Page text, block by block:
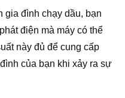
gia đình chạy dầu, bạn
điện mà máy có thể
này đủ để cung cấp
của bạn khi xảy ra sự